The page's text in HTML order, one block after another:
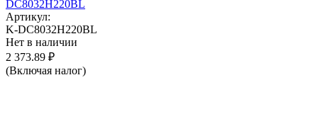
DC8032H220BL
Артикул:
K-DC8032H220BL
Нет в наличии
2 373.89 ₽
(Включая налог)